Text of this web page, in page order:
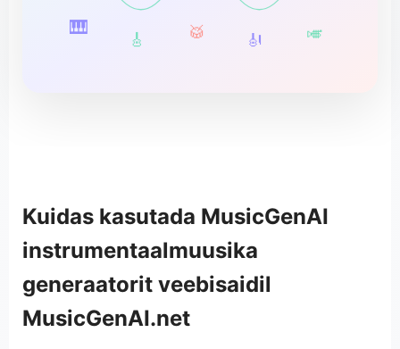
🎹
🎸 🥁 🎻 🎺
Kuidas kasutada MusicGenAI
instrumentaalmuusika
generaatorit veebisaidil
MusicGenAI.net